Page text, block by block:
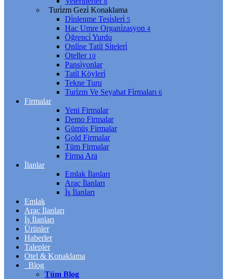
Turi̇zm Gezi̇ Konaklama
Di̇nlenme Tesi̇sleri̇ 5
Hac Umre Organi̇zasyon 4
Öğrenci̇ Yurdu
Onli̇ne Tati̇l Si̇teleri̇
Oteller 10
Pansi̇yonlar
Tati̇l Köyleri̇
Tekne Turu
Turi̇zm Ve Seyahat Fi̇rmaları 6
Firmalar
Yeni Firmalar
Demo Firmalar
Gümüş Firmalar
Gold Firmalar
Tüm Firmalar
Firma Ara
İlanlar
Emlak İlanları
Araç İlanları
İş İlanları
Emlak
Araç İlanları
İş İlanları
Ürünler
Haberler
Talepler
Otel & Konaklama
Blog
Tüm Blog